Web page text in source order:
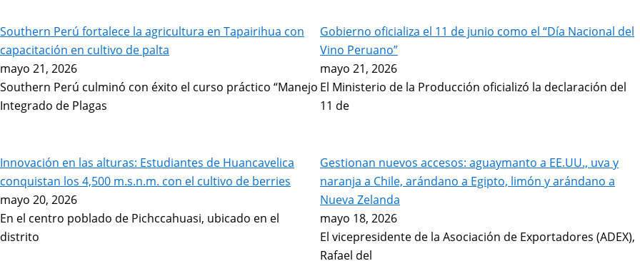
Southern Perú fortalece la agricultura en Tapairihua con
capacitación en cultivo de palta
mayo 21, 2026
Southern Perú culminó con éxito el curso práctico “Manejo
Integrado de Plagas
Gobierno oficializa el 11 de junio como el “Día Nacional del
Vino Peruano”
mayo 21, 2026
El Ministerio de la Producción oficializó la declaración del
11 de
Innovación en las alturas: Estudiantes de Huancavelica
conquistan los 4,500 m.s.n.m. con el cultivo de berries
mayo 20, 2026
En el centro poblado de Pichccahuasi, ubicado en el
distrito
Gestionan nuevos accesos: aguaymanto a EE.UU., uva y
naranja a Chile, arándano a Egipto, limón y arándano a
Nueva Zelanda
mayo 18, 2026
El vicepresidente de la Asociación de Exportadores (ADEX),
Rafael del